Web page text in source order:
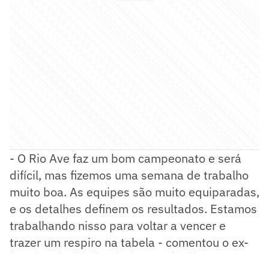
- O Rio Ave faz um bom campeonato e será
difícil, mas fizemos uma semana de trabalho
muito boa. As equipes são muito equiparadas,
e os detalhes definem os resultados. Estamos
trabalhando nisso para voltar a vencer e
trazer um respiro na tabela - comentou o ex-